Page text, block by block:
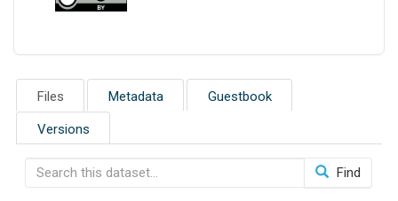
Files Metadata Guestbook
Versions
Find